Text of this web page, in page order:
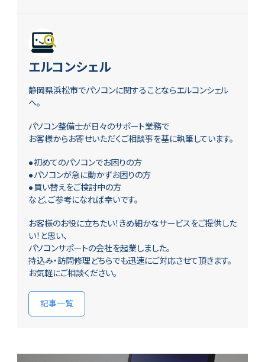
エルコンシェル
静岡県浜松市でパソコンに関することならエルコンシェル
へ。
パソコン整備士が日々のサポート業務で
お客様からお寄せいただくご相談事を基に執筆しています。
●初めてのパソコンでお困りの方
●パソコンが急に動かずお困りの方
●買い替えをご検討中の方
など、ご参考になれば幸いです。
お客様のお役に立ちたい！きめ細かなサービスをご提供した
い！と思い、
パソコンサポートの会社を起業しました。
持込み・訪問修理どちらでも迅速にご対応させて頂きます。
お気軽にご相談ください。
記事一覧